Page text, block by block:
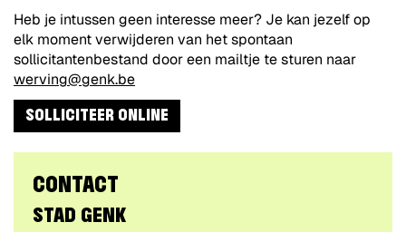
Heb je intussen geen interesse meer? Je kan jezelf op
elk moment verwijderen van het spontaan
sollicitantenbestand door een mailtje te sturen naar
werving@genk.be
SOLLICITEER ONLINE
CONTACT
STAD GENK